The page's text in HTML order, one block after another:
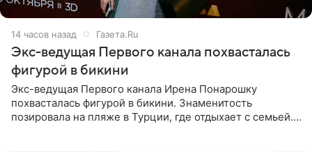
14 часов назад Газета.Ru
Экс-ведущая Первого канала похвасталась
фигурой в бикини
Экс-ведущая Первого канала Ирена Понарошку
похвасталась фигурой в бикини. Знаменитость
позировала на пляже в Турции, где отдыхает с семьей.